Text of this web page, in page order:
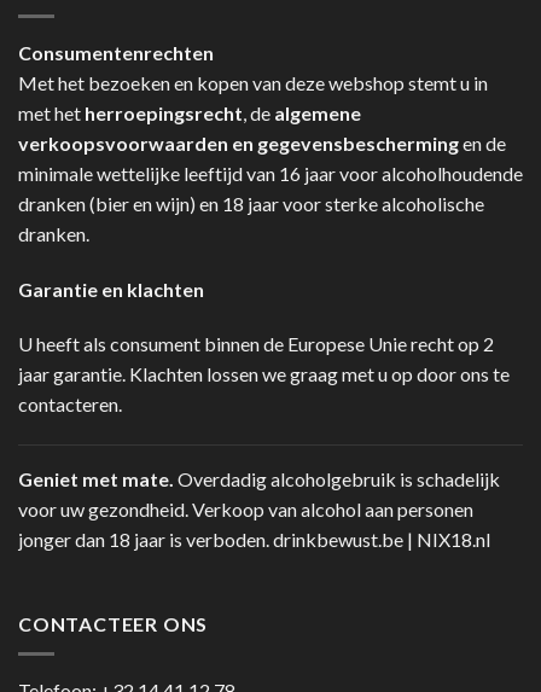
Consumentenrechten
Met het bezoeken en kopen van deze webshop stemt u in
met het herroepingsrecht , de algemene
verkoopsvoorwaarden en gegevensbeschermingen de
minimale wettelijke leeftijd van 16 jaar voor alcoholhoudende
dranken (bier en wijn) en 18 jaar voor sterke alcoholische
dranken.
Garantie en klachten
U heeft als consument binnen de Europese Unie recht op 2
jaar garantie. Klachten lossen we graag met u op door ons te
contacteren.
Geniet met mate. Overdadig alcoholgebruik is schadelijk
voor uw gezondheid. Verkoop van alcohol aan personen
jonger dan 18 jaar is verboden.drinkbewust.be | NIX18.nl
CONTACTEER ONS